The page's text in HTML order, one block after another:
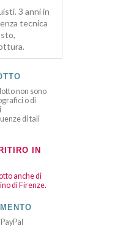
3 anni in
tecnica
non sono
o di
di tali
IN
anche di
di Firenze.